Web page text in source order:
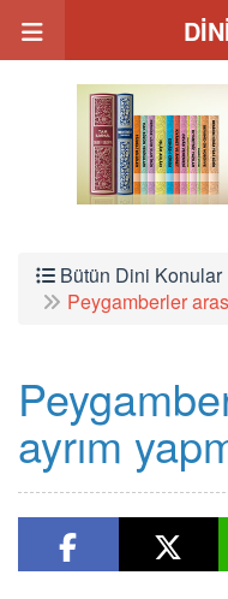
Bütün Dini Konular
Peygamberler
ayrım